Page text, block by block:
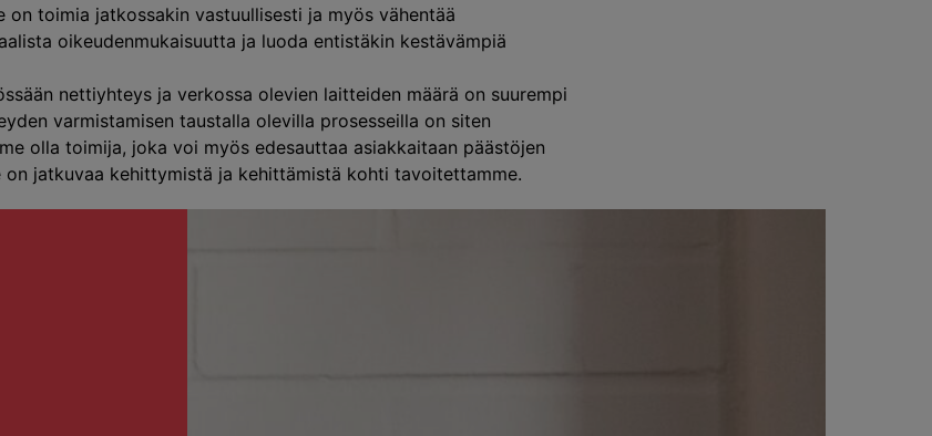
on toimia jatkossakin vastuullisesti ja myös vähentää
oikeudenmukaisuutta ja luoda entistäkin kestävämpiä
nettiyhteys ja verkossa olevien laitteiden määrä on suurempi
varmistamisen taustalla olevilla prosesseilla on siten
olla toimija, joka voi myös edesauttaa asiakkaitaan päästöjen
on jatkuvaa kehittymistä ja kehittämistä kohti tavoitettamme.